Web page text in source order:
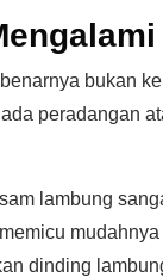
bukan
peradangan
lambung
dinding